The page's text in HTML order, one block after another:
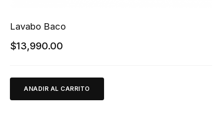
Lavabo Baco
$13,990.00
ANADIR AL CARRITO